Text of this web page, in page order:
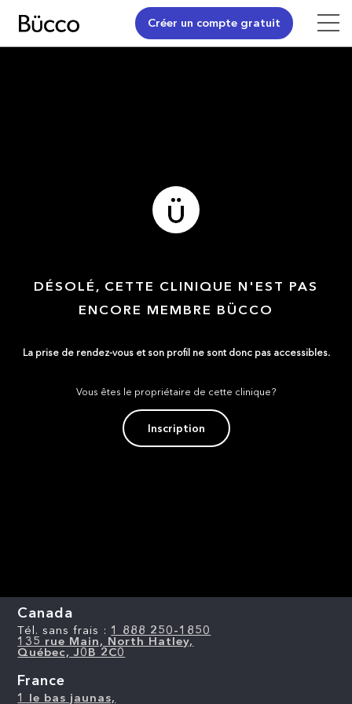
Créer un compte gratuit
DÉSOLÉ, CETTE CLINIQUE N'EST PAS
ENCORE MEMBRE BÜCCO
La prise de rendez-vous et son profil ne sont donc pas accessibles.
Vous êtes le propriétaire de cette clinique?
Inscription
Canada
Tél. sans frais : 1 888 250-1850
135 rue Main, North Hatley,
Québec, J0B 2C0
France
1 le bas jaunas,